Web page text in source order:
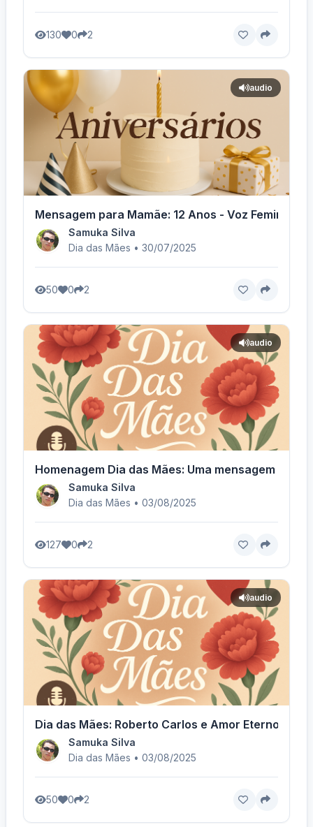
130 0 2
audio
Mensagem para Mamãe: 12 Anos - Voz Feminina
Samuka Silva
Dia das Mães • 30/07/2025
50 0 2
audio
Homenagem Dia das Mães: Uma mensagem
Samuka Silva
Dia das Mães • 03/08/2025
127 0 2
audio
Dia das Mães: Roberto Carlos e Amor Eterno! -
Samuka Silva
Dia das Mães • 03/08/2025
50 0 2